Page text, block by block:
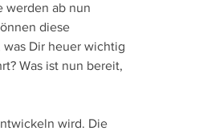
werden ab nun
diese
Dir heuer wichtig
Was ist nun bereit,
wird. Die